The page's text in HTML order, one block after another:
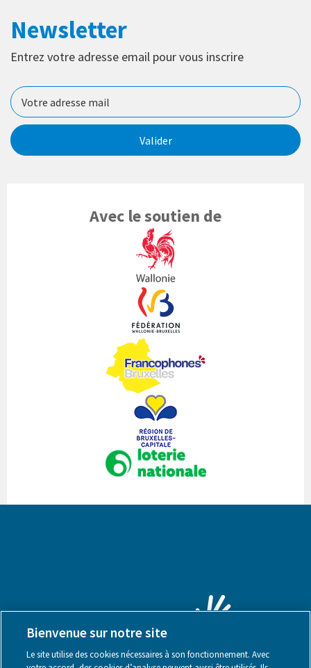
Newsletter
Entrez votre adresse email pour vous inscrire
Valider
Avec le soutien de
Bienvenue sur notre site
Le site utilise des cookies nécessaires à son fonctionnement. Avec